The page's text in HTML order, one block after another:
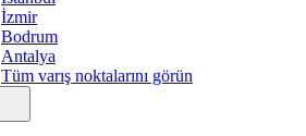
İzmir
Bodrum
Antalya
Tüm varış noktalarını görün